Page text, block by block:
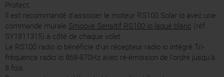
Protect.
Il est recommandé d'associer le moteur RS100 Solar io avec une
commande murale Smoove Sensitif RS100 io laqué blanc (réf.
SY1811315).à côté de chaque volet.
Le RS100 radio io bénéficie d'un récepteur radio io intégré Tri-
fréquence radio io 868-870Hz avec ré-émission de l'ordre jusqu'à
8 fois.